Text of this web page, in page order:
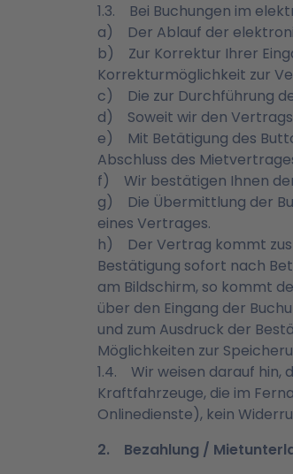
1.3. Bei Buchungen im
a) Der Ablauf der
b) Zur Korrektur Ihrer
Korrekturmöglichkeit zur
c) Die zur Durchführung
d) Soweit wir den
e) Mit Betätigung des
Abschluss des
f) Wir bestätigen Ihnen
g) Die Übermittlung der
eines Vertrages.
h) Der Vertrag kommt
Bestätigung sofort nach
am Bildschirm, so kommt
über den Eingang der
und zum Ausdruck der
Möglichkeiten zur
1.4. Wir weisen darauf hin,
Kraftfahrzeuge, die im
Onlinedienste), kein
2. Bezahlung /